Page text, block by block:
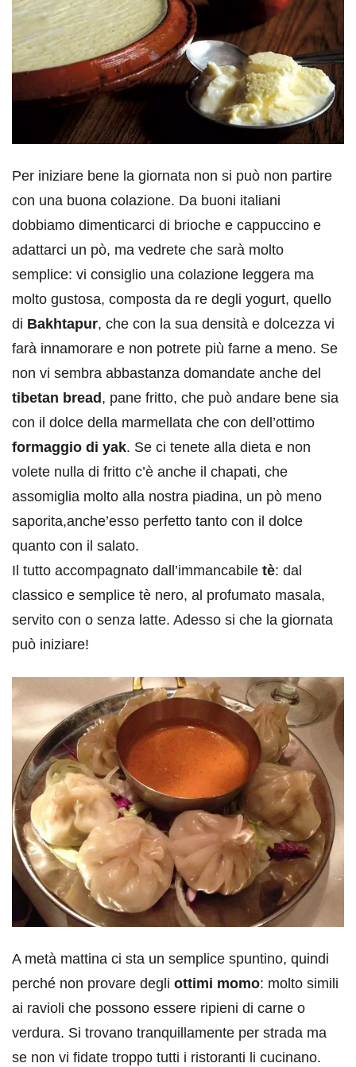
Per iniziare bene la giornata non si può non partire
con una buona colazione. Da buoni italiani
dobbiamo dimenticarci di brioche e cappuccino e
adattarci un pò, ma vedrete che sarà molto
semplice: vi consiglio una colazione leggera ma
molto gustosa, composta da re degli yogurt, quello
di Bakhtapur, che con la sua densità e dolcezza vi
farà innamorare e non potrete più farne a meno. Se
non vi sembra abbastanza domandate anche del
tibetan bread , pane fritto, che può andare bene sia
con il dolce della marmellata che con dell’ottimo
formaggio di yak. Se ci tenete alla dieta e non
volete nulla di fritto c’è anche il chapati, che
assomiglia molto alla nostra piadina, un pò meno
saporita,anche’esso perfetto tanto con il dolce
quanto con il salato.
Il tutto accompagnato dall’immancabile tè: dal
classico e semplice tè nero, al profumato masala,
servito con o senza latte. Adesso si che la giornata
può iniziare!
A metà mattina ci sta un semplice spuntino, quindi
perché non provare degli ottimi momo: molto simili
ai ravioli che possono essere ripieni di carne o
verdura. Si trovano tranquillamente per strada ma
se non vi fidate troppo tutti i ristoranti li cucinano.